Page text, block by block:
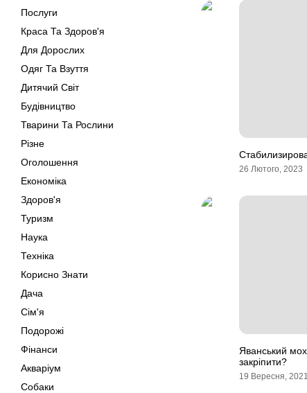
Послуги
Краса Та Здоров'я
Для Дорослих
Одяг Та Взуття
Дитячий Світ
Будівництво
Тварини Та Рослини
Різне
Оголошення
Економіка
Здоров'я
Туризм
Наука
Техніка
Корисно Знати
Дача
Сім'я
Подорожі
Фінанси
Акваріум
Собаки
26 Лютого, 2023
Яванський мох
закріпити?
19 Вересня, 2021